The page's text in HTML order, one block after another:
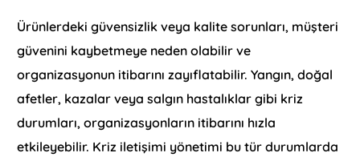
Ürünlerdeki güvensizlik veya kalite sorunları, müşteri
güvenini kaybetmeye neden olabilir ve
organizasyonun itibarını zayıflatabilir. Yangın, doğal
afetler, kazalar veya salgın hastalıklar gibi kriz
durumları, organizasyonların itibarını hızla
etkileyebilir. Kriz iletişimi yönetimi bu tür durumlarda